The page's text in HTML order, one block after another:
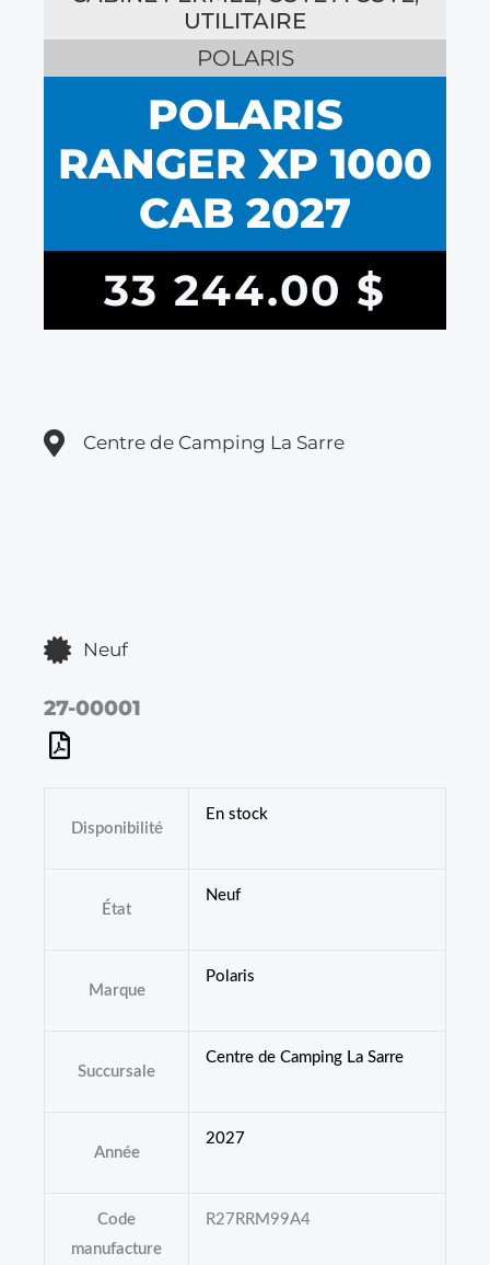
UTILITAIRE
POLARIS
POLARIS
RANGER XP 1000
CAB 2027
33 244.00 $
Centre de Camping La Sarre
Neuf
27-00001
Disponibilité
En stock
État
Neuf
Marque
Polaris
Succursale
Centre de Camping La Sarre
Année
2027
Code
manufacture
R27RRM99A4